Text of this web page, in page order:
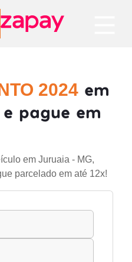
2024 em
pague em
em Juruaia - MG,
parcelado em até 12x!